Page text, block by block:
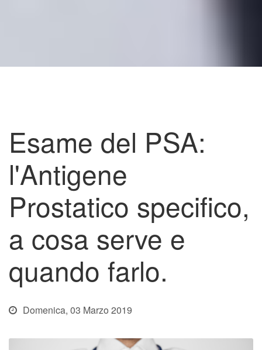
Esame del PSA:
l'Antigene
Prostatico specifico,
a cosa serve e
quando farlo.
Domenica, 03 Marzo 2019